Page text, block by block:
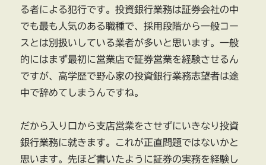
る者による犯行です。投資銀行業務は証券会社の中
でも最も人気のある職種で、採用段階から一般コー
スとは別扱いしている業者が多いと思います。一般
的にはまず最初に営業店で証券営業を経験させるん
ですが、高学歴で野心家の投資銀行業務志望者は途
中で辞めてしまうんですね。
だから入り口から支店営業をさせずにいきなり投資
銀行業務に就きます。これが正直問題ではないかと
思います。先ほど書いたように証券の実務を経験し